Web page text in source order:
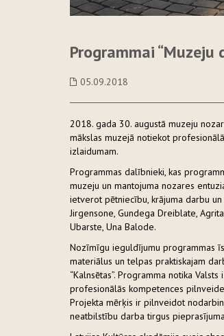
Programmai
05.09.2018
2018. gada 30. augustā muzeju
mākslas muzejā notiekot
izlaidumam.
Programmas dalībnieki, kas
muzeju un mantojuma nozares
ietverot pētniecību, krājuma darbu
Jirgensone, Gundega Dreiblate,
Ubarste, Una Balode.
Nozīmīgu ieguldījumu programmas
materiālus un telpas praktiskajam
“Kalnsētas”. Programma notika
profesionālās kompetences
Projekta mērķis ir pilnveidot
neatbilstību darba tirgus